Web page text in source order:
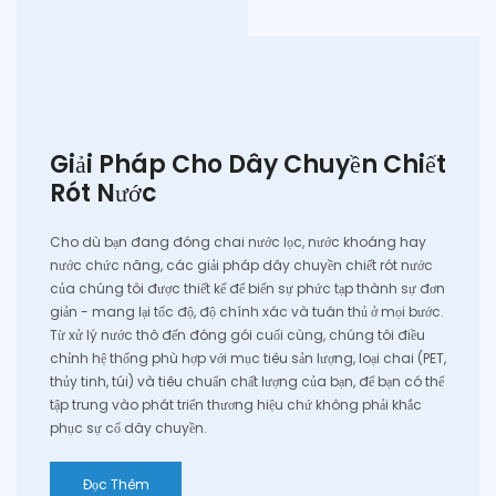
Giải Pháp Cho Dây Chuyền Chiết
Rót Nước
Cho dù bạn đang đóng chai nước lọc, nước khoáng hay
nước chức năng, các giải pháp dây chuyền chiết rót nước
của chúng tôi được thiết kế để biến sự phức tạp thành sự đơn
giản - mang lại tốc độ, độ chính xác và tuân thủ ở mọi bước.
Từ xử lý nước thô đến đóng gói cuối cùng, chúng tôi điều
chỉnh hệ thống phù hợp với mục tiêu sản lượng, loại chai (PET,
thủy tinh, túi) và tiêu chuẩn chất lượng của bạn, để bạn có thể
tập trung vào phát triển thương hiệu chứ không phải khắc
phục sự cố dây chuyền.
Đọc Thêm